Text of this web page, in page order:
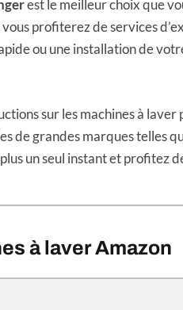
est le meilleur choix que
profiterez de services
ou une installation de
sur les machines à laver
de grandes marques telles
un seul instant et profitez
à laver Amazon